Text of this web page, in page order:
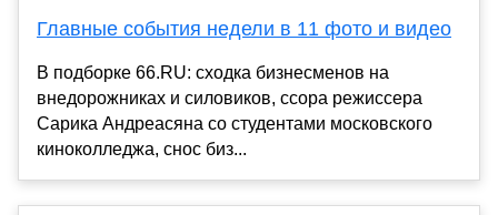
Главные события недели в 11 фото и видео
В подборке 66.RU: сходка бизнесменов на
внедорожниках и силовиков, ссора режиссера
Сарика Андреасяна со студентами московского
киноколледжа, снос биз...